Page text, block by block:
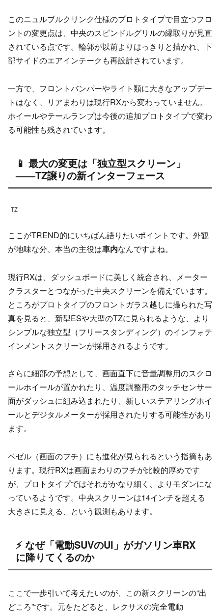
このニュルブルクリンク仕様のプロトタイプで目立つフロ
ントの変更点は、中央のスピンドルグリルの縁取りが見直
されている点です。輪郭が以前よりはっきりと描かれ、下
部サイドのエアインテークも再設計されています。
一方で、フロントバンパーやライト類に大きなアップデー
トはなく、リアまわりは現行RXから変わっていません。
ホイールやテールランプは今後の追加プロトタイプで変わ
る可能性も残されています。
📱 最大の変更は「独立型スクリーン」
——TZ譲りの新インターフェース
TZ
ここがTREND的にいちばん語りたいポイントです。外観
が地味な分、本当の主役は車内なんですよね。
現行RXは、ダッシュボードに美しく統合され、メーター
クラスターとつながった中央スクリーンを備えています。
ところがプロトタイプのフロントガラス越しに撮られた写
真を見ると、新型ESや大型のTZに見られるような、より
シンプルな独立型（フリースタンディング）のインフォテ
インメントスクリーンが採用されるようです。
さらに細部の予想として、画面直下に音量調整用のスクロ
ールホイールが置かれたり、温度調整用のタッチセンサー
面がダッシュに組み込まれたり、新しいステアリングホイ
ールとデジタルメーターが採用されたりする可能性があり
ます。
ベゼル（画面のフチ）にも進化が見られるという指摘もあ
ります。現行RXは画面まわりのフチが比較的厚めです
が、プロトタイプではそれがかなり細く、よりモダンにな
っているようです。中央スクリーンは14インチを超える
大きさに見える、という観測もあります。
⚡ なぜ「電動SUVのUI」がガソリン車RX
に降りてくるのか
ここで一歩引いて考えたいのが、この新スクリーンの“出
どころ”です。元をたどると、レクサスの完全電動